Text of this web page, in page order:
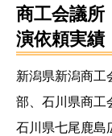
商工会議所
演依頼実績
新潟県新潟商工
部、石川県商工
石川県七尾鹿島